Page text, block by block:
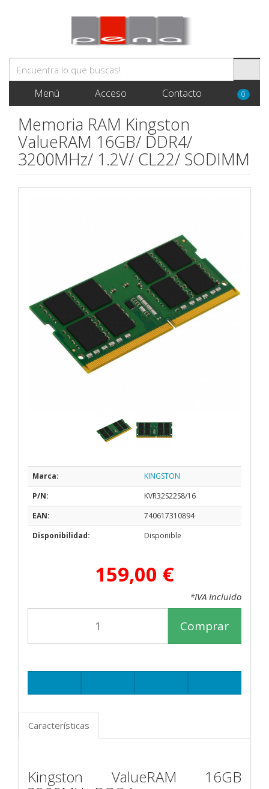
Menú Acceso Contacto 0
Memoria RAM Kingston
ValueRAM 16GB/ DDR4/
3200MHz/ 1.2V/ CL22/ SODIMM
Marca:
KINGSTON
P/N:
KVR32S22S8/16
EAN:
740617310894
Disponibilidad:
Disponible
159,00 €
*IVA Incluido
Comprar
Características
Kingston ValueRAM 16GB